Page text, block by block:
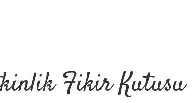
Fikir Kutusu